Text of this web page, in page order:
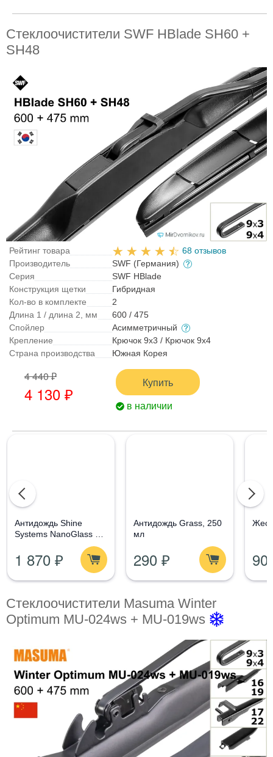
Стеклоочистители SWF HBlade SH60 +
SH48
Рейтинг товара
68 отзывов
Производитель
SWF (Германия)
Серия
SWF HBlade
Конструкция щетки
Гибридная
Кол-во в комплекте
2
Длина 1 / длина 2, мм
600 / 475
Спойлер
Асимметричный
Крепление
Крючок 9x3 / Крючок 9x4
Страна производства
Южная Корея
4 440 ₽
4 130 ₽
Купить
в наличии
Aнтидождь Shine
Systems NanoGlass Kit
- Набор по уходу за
стеклом
1 870 ₽
Антидождь Grass, 250
мл
290 ₽ 90
Стеклоочистители Masuma Winter
Optimum MU-024ws + MU-019ws